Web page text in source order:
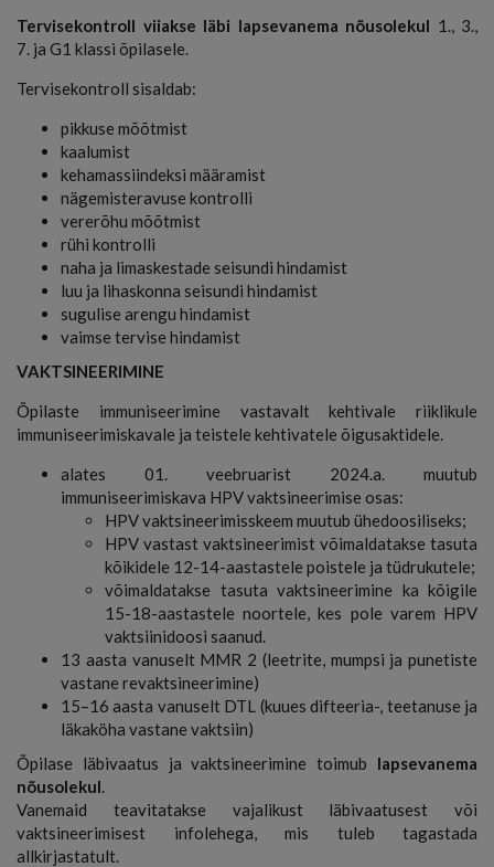
Tervisekontroll viiakse läbi lapsevanema nõusolekul 1., 3.,
7. ja G1 klassi õpilasele.
Tervisekontroll sisaldab:
pikkuse mõõtmist
kaalumist
kehamassiindeksi määramist
nägemisteravuse kontrolli
vererõhu mõõtmist
rühi kontrolli
naha ja limaskestade seisundi hindamist
luu ja lihaskonna seisundi hindamist
sugulise arengu hindamist
vaimse tervise hindamist
VAKTSINEERIMINE
Õpilaste immuniseerimine vastavalt kehtivale riiklikule
immuniseerimiskavale ja teistele kehtivatele õigusaktidele.
alates 01. veebruarist 2024.a. muutub
immuniseerimiskava HPV vaktsineerimise osas:
HPV vaktsineerimisskeem muutub ühedoosiliseks;
HPV vastast vaktsineerimist võimaldatakse tasuta
kõikidele 12-14-aastastele poistele ja tüdrukutele;
võimaldatakse tasuta vaktsineerimine ka kõigile
15-18-aastastele noortele, kes pole varem HPV
vaktsiinidoosi saanud.
13 aasta vanuselt MMR 2 (leetrite, mumpsi ja punetiste
vastane revaktsineerimine)
15–16 aasta vanuselt DTL (kuues difteeria-, teetanuse ja
läkaköha vastane vaktsiin)
Õpilase läbivaatus ja vaktsineerimine toimub lapsevanema
nõusolekul.
Vanemaid teavitatakse vajalikust läbivaatusest või
vaktsineerimisest infolehega, mis tuleb tagastada
allkirjastatult.